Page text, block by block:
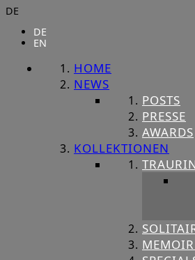
DE
DE
EN
HOME
NEWS
POSTS
PRESSE
AWARDS
KOLLEKTIONEN